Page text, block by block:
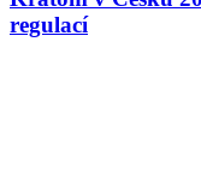
regulací